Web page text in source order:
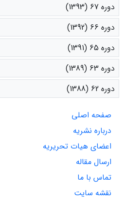
دوره 67 (1393)
دوره 66 (1392)
دوره 65 (1391)
دوره 63 (1389)
دوره 62 (1388)
صفحه اصلی
درباره نشریه
اعضای هیات تحریریه
ارسال مقاله
تماس با ما
نقشه سایت